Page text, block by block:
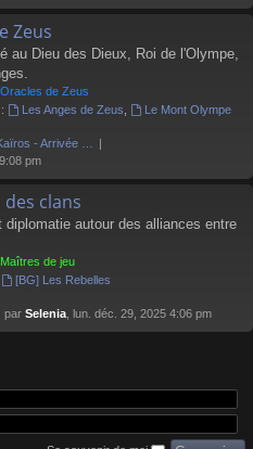
Zeus
au Dieu des Dieux, Roi de l'Olympe,
Oracles de Zeus
Les Anges de Zeus
Le Mont Olympe
- Arrivée …
pm
clans
diplomatie autour des alliances entre
Maîtres de jeu
[BG] Les Rebelles
par Selenia , lun. déc. 29, 2025 4:06 pm